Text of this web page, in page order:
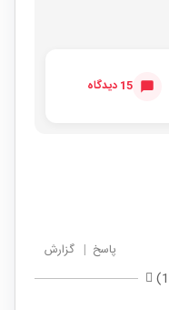
15 دیدگاه
پاسخ | گزارش